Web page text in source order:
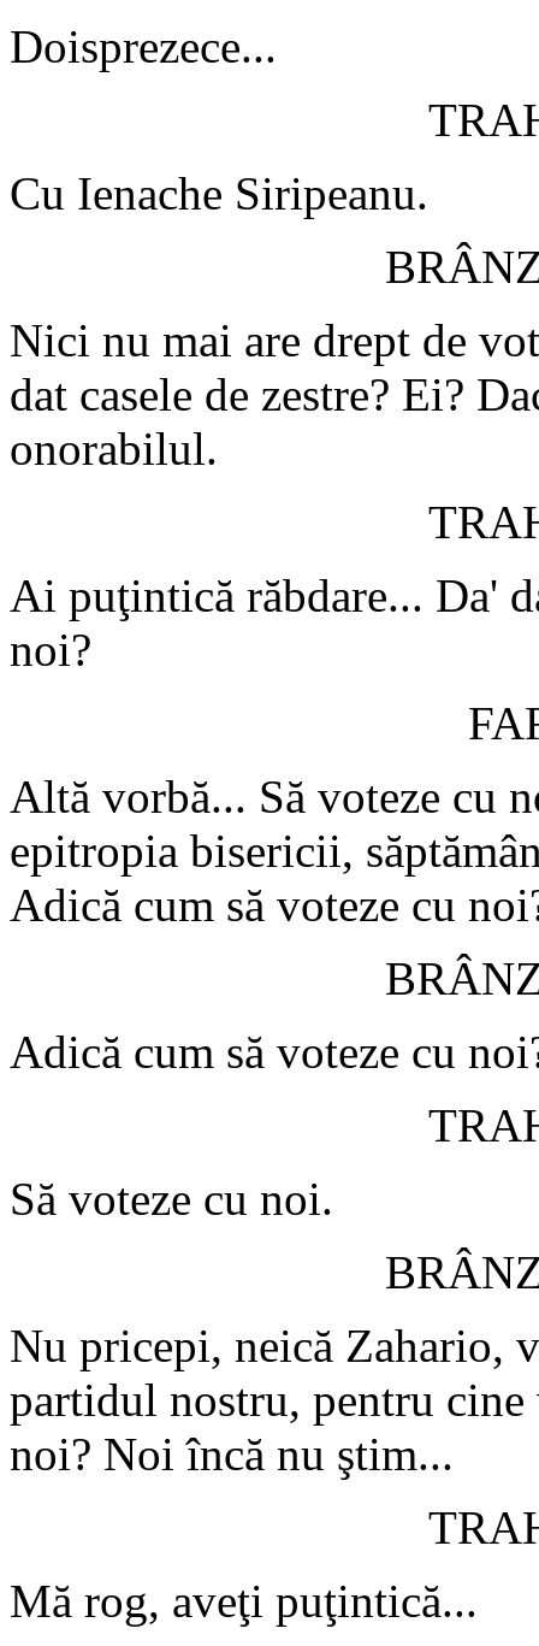
Doisprezece...
Cu Ienache Siripeanu.
Nici nu mai are drept de
dat casele de zestre? Ei?
onorabilul.
Ai puţintică răbdare... Da'
noi?
Altă vorbă... Să voteze cu
epitropia bisericii,
Adică cum să voteze cu
Adică cum să voteze cu
Să voteze cu noi.
Nu pricepi, neică Zahario,
partidul nostru, pentru
noi? Noi încă nu ştim...
Mă rog, aveţi puţintică...